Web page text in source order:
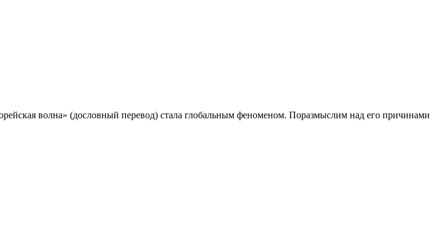
волна» (дословный перевод) стала глобальным феноменом. Поразмыслим над его причинами